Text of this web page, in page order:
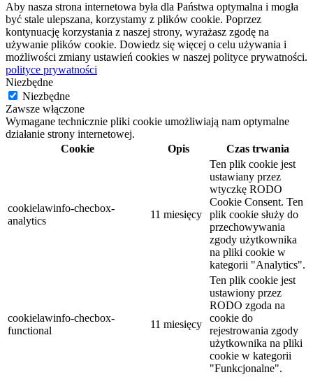
Aby nasza strona internetowa była dla Państwa optymalna i mogła
być stale ulepszana, korzystamy z plików cookie. Poprzez
kontynuację korzystania z naszej strony, wyrażasz zgodę na
używanie plików cookie. Dowiedz się więcej o celu używania i
możliwości zmiany ustawień cookies w naszej polityce prywatności.
polityce prywatności
Niezbędne
Niezbędne
Zawsze włączone
Wymagane technicznie pliki cookie umożliwiają nam optymalne
działanie strony internetowej.
Cookie
Opis Czas trwania
cookielawinfo-checbox-
analytics
11 miesięcy
Ten plik cookie jest
ustawiany przez
wtyczkę RODO
Cookie Consent. Ten
plik cookie służy do
przechowywania
zgody użytkownika
na pliki cookie w
kategorii "Analytics".
cookielawinfo-checbox-
functional
11 miesięcy
Ten plik cookie jest
ustawiony przez
RODO zgoda na
cookie do
rejestrowania zgody
użytkownika na pliki
cookie w kategorii
"Funkcjonalne".